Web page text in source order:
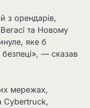
з орендарів,
та Новому
яке б
безпеці», — сказав
мережах,
Cybertruck,